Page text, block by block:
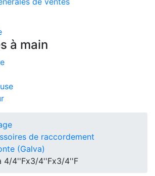
à main
de raccordement
(Galva)
4/4''Fx3/4''Fx3/4''F